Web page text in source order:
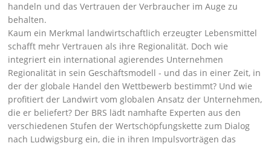
handeln und das Vertrauen der Verbraucher im Auge zu
behalten.
Kaum ein Merkmal landwirtschaftlich erzeugter Lebensmittel
schafft mehr Vertrauen als ihre Regionalität. Doch wie
integriert ein international agierendes Unternehmen
Regionalität in sein Geschäftsmodell - und das in einer Zeit, in
der der globale Handel den Wettbewerb bestimmt? Und wie
profitiert der Landwirt vom globalen Ansatz der Unternehmen,
die er beliefert? Der BRS lädt namhafte Experten aus den
verschiedenen Stufen der Wertschöpfungskette zum Dialog
nach Ludwigsburg ein, die in ihren Impulsvorträgen das